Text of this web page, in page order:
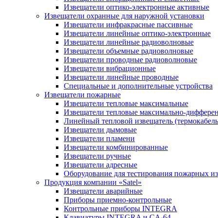
Извещатели оптико-электронные активные
Извещатели охранные для наружной установки
Извещатели инфракрасные пассивные
Извещатели линейные оптико-электронные
Извещатели линейные радиоволновые
Извещатели объемные радиоволновые
Извещатели проводные радиоволновые
Извещатели вибрационные
Извещатели линейные проводные
Специальные и дополнительные устройства
Извещатели пожарные
Извещатели тепловые максимальные
Извещатели тепловые максимально-
Линейный тепловой извещатель
Извещатели дымовые
Извещатели пламени
Извещатели комбинированные
Извещатели ручные
Извещатели адресные
Оборудование для тестирования пожарных
Продукция компании «Satel»
Извещатели аварийные
Приборы приемно-контрольные
Контрольные приборы INTEGRA